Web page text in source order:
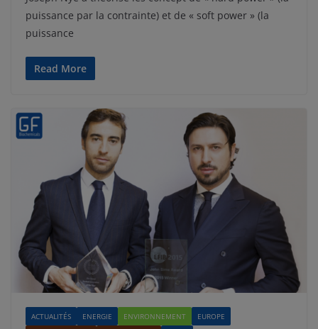
puissance par la contrainte) et de « soft power » (la
puissance
Read More
ACTUALITÉS ENERGIE ENVIRONNEMENT
EUROPE